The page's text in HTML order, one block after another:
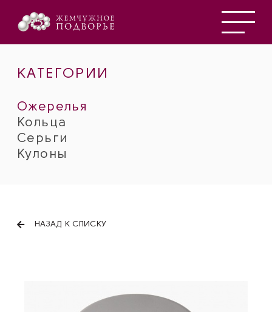
КАТЕГОРИИ
Ожерелья
Кольца
Серьги
Кулоны
НАЗАД К СПИСКУ